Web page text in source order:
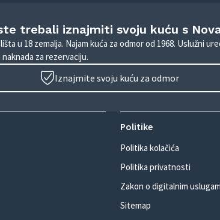
trebali iznajmiti svoju kuću s
u 18 zemalja. Najam kuća za odmor od 1968. Uslužni
za rezervaciju.
Iznajmite svoju kuću za odmor
Politike
Politika kolačića
Politika privatnosti
Zakon o digitalnim
Sitemap